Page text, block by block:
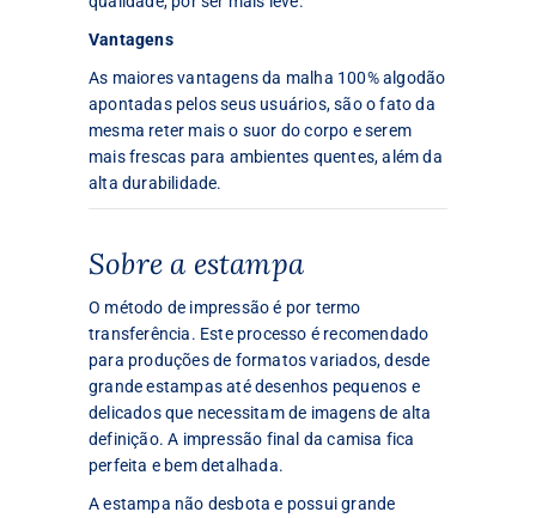
Vantagens
As maiores vantagens da malha 100% algodão
apontadas pelos seus usuários, são o fato da
mesma reter mais o suor do corpo e serem
mais frescas para ambientes quentes, além da
alta durabilidade.
Sobre a estampa
O método de impressão é por termo
transferência. Este processo é recomendado
para produções de formatos variados, desde
grande estampas até desenhos pequenos e
delicados que necessitam de imagens de alta
definição. A impressão final da camisa fica
perfeita e bem detalhada.
A estampa não desbota e possui grande